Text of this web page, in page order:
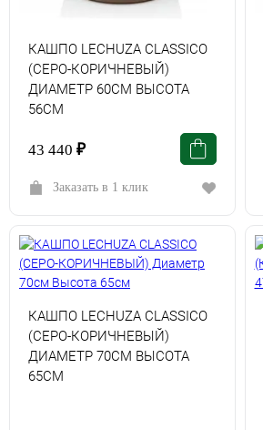
КАШПО LECHUZA CLASSICO
(СЕРО-КОРИЧНЕВЫЙ)
ДИАМЕТР 60СМ ВЫСОТА
56СМ
43 440 ₽
Заказать в 1 клик
КАШПО LECHUZA CLASSICO
(СЕРО-КОРИЧНЕВЫЙ)
ДИАМЕТР 70СМ ВЫСОТА
65СМ